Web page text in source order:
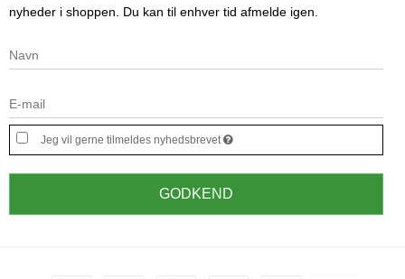
nyheder i shoppen. Du kan til enhver tid afmelde igen.
Jeg vil gerne tilmeldes nyhedsbrevet
GODKEND